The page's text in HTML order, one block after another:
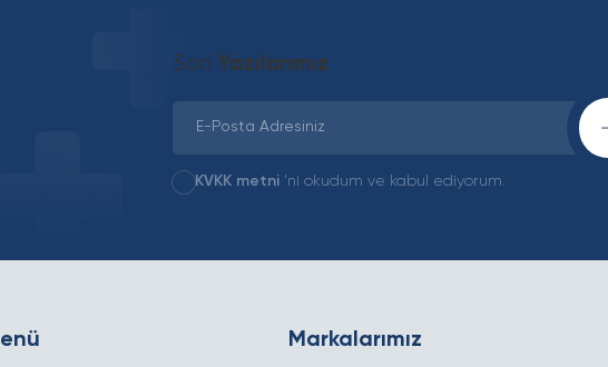
Son Yazılarımız
KVKK metni 'ni okudum ve kabul ediyorum.
Markalarımız